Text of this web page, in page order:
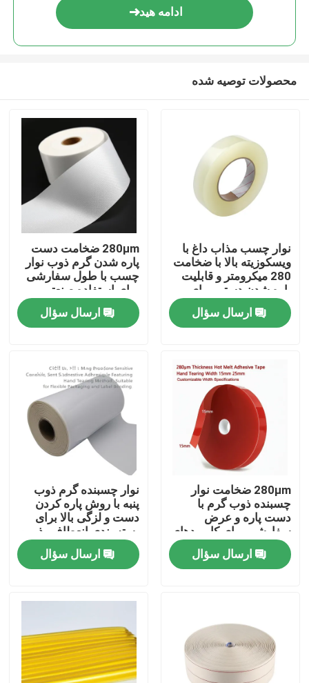
خانه
محصولات
فیلم های
دربارهی ما
کارخانه تور
کنترل کیفیت
تماس با ما
نوار چسب ذوب داغ
نوار چسب فرش
ادامه هید
محصولات توصیه شده
نوار چسب مذاب داغ با
ویسکوزیته بالا با ضخامت
280 میکرومتر و قابلیت
پاره شدن دستی برای
مصارف صنعتی
ارسال سؤال
280μm ضخامت دست
پاره شدن گرم ذوب نوار
چسب با طول سفارشی
برای استفاده صنعتی
ارسال سؤال
280μm ضخامت نوار
چسبنده ذوب گرم با
دست پاره و عرض
سفارشی برای کاربردهای
صنعتی
ارسال سؤال
نوار چسبنده گرم ذوب
پنبه با روش پاره کردن
دست و لزگی بالا برای
بسته بندی انعطاف پذیر و
پیوند برچسب در طول
15m-30mارسال سؤال